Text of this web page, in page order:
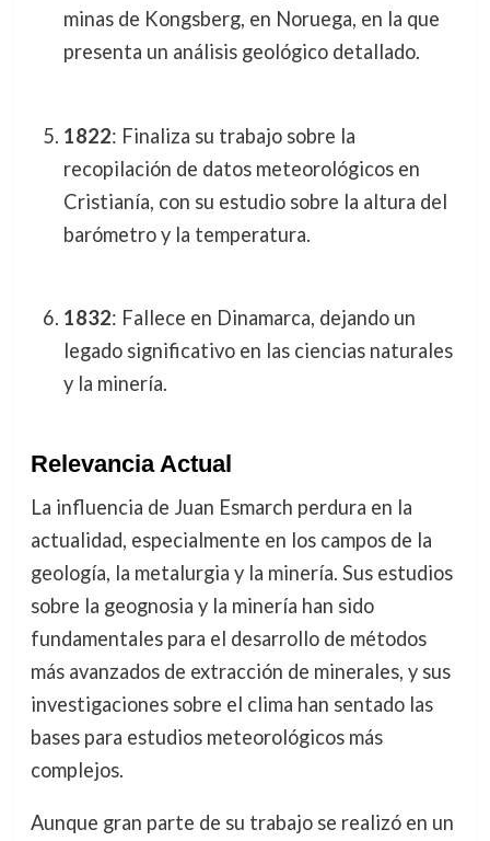
minas de Kongsberg, en Noruega, en la que
presenta un análisis geológico detallado.
1822: Finaliza su trabajo sobre la
recopilación de datos meteorológicos en
Cristianía, con su estudio sobre la altura del
barómetro y la temperatura.
1832: Fallece en Dinamarca, dejando un
legado significativo en las ciencias naturales
y la minería.
Relevancia Actual
La influencia de Juan Esmarch perdura en la
actualidad, especialmente en los campos de la
geología, la metalurgia y la minería. Sus estudios
sobre la geognosia y la minería han sido
fundamentales para el desarrollo de métodos
más avanzados de extracción de minerales, y sus
investigaciones sobre el clima han sentado las
bases para estudios meteorológicos más
complejos.
Aunque gran parte de su trabajo se realizó en un